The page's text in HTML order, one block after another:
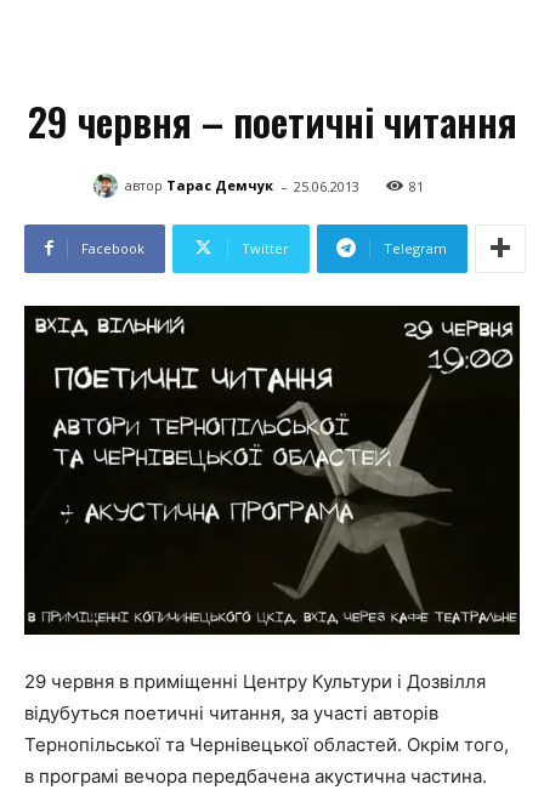
29 червня – поетичні читання
автор Тарас Демчук - 25.06.2013 81
Facebook Twitter Telegram
29 червня в приміщенні Центру Культури і Дозвілля
відубуться поетичні читання, за участі авторів
Тернопільської та Чернівецької областей. Окрім того,
в програмі вечора передбачена акустична частина.